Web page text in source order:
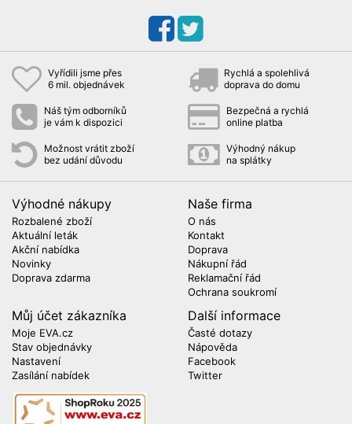
Vyřídili jsme přes
6 mil. objednávek
Rychlá a spolehlivá
doprava do domu
Náš tým odborníků
je vám k dispozici
Bezpečná a rychlá
online platba
Možnost vrátit zboží
bez udání důvodu
Výhodný nákup
na splátky
Výhodné nákupy
Rozbalené zboží
Aktuální leták
Akční nabídka
Novinky
Doprava zdarma
Naše firma
O nás
Kontakt
Doprava
Nákupní řád
Reklamační řád
Ochrana soukromí
Můj účet zákazníka
Moje EVA.cz
Stav objednávky
Nastavení
Zasílání nabídek
Další informace
Časté dotazy
Nápověda
Facebook
Twitter